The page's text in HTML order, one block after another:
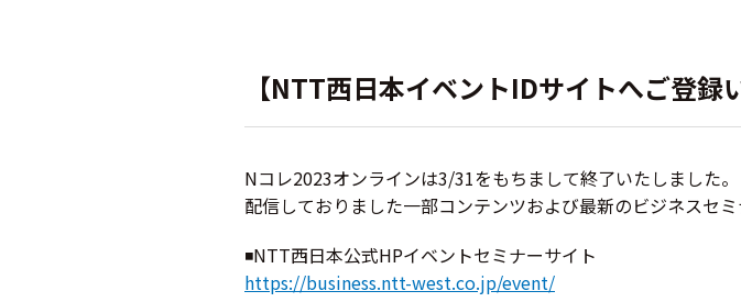
【NTT西日本イベントIDサイトへご登録
Nコレ2023オンラインは3/31をもちまして終了いたしました。
配信しておりました一部コンテンツおよび最新のビジネスセ
◾NTT西日本公式HPイベントセミナーサイト
https://business.ntt-west.co.jp/event/